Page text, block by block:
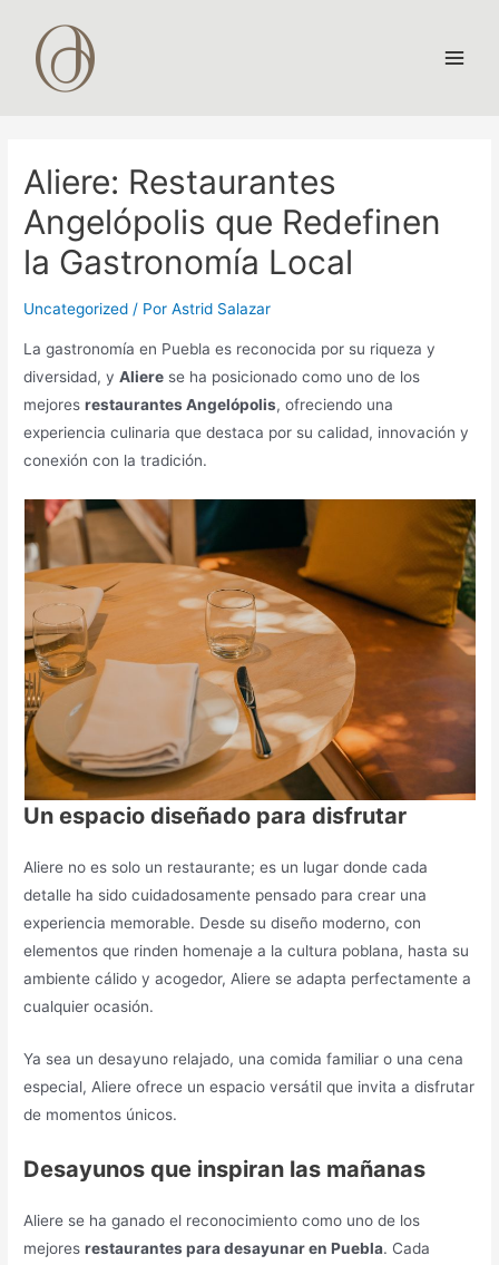
contenido
Aliere: Restaurantes
Angelópolis que Redefinen
la Gastronomía Local
Uncategorized / PorAstrid Salazar
La gastronomía en Puebla es reconocida por su riqueza y
diversidad, yAliere se ha posicionado como uno de los
mejoresrestaurantes Angelópolis, ofreciendo una
experiencia culinaria que destaca por su calidad, innovación y
conexión con la tradición.
Un espacio diseñado para disfrutar
Aliere no es solo un restaurante; es un lugar donde cada
detalle ha sido cuidadosamente pensado para crear una
experiencia memorable. Desde su diseño moderno, con
elementos que rinden homenaje a la cultura poblana, hasta su
ambiente cálido y acogedor, Aliere se adapta perfectamente a
cualquier ocasión.
Ya sea un desayuno relajado, una comida familiar o una cena
especial, Aliere ofrece un espacio versátil que invita a disfrutar
de momentos únicos.
Desayunos que inspiran las mañanas
Aliere se ha ganado el reconocimiento como uno de los
mejoresrestaurantes para desayunar en Puebla. Cada